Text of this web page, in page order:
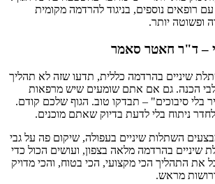
רופאים נוספים, בניגוד להרדמה מקומית
ופשוטה יותר.
– ד"ר חאטר סאמר
שיניים בהרדמה כללית, תדעו שזה לא תהליך
הכנה. גם אם אתם שומעים שיש מרפאות
בלי סיבוכים" – תבדקו טוב. הגוף שלכם קודם.
ניתוח בלי לדעת בדיוק שאתם מוכנים.
השתלות שיניים בעפולה, שיקום פה על גבי
בהרדמה מלאה בצפון, ועושים הכול כדי
את התהליך הכי מקצועי, הכי בטוח, והכי מדויק
מראש.